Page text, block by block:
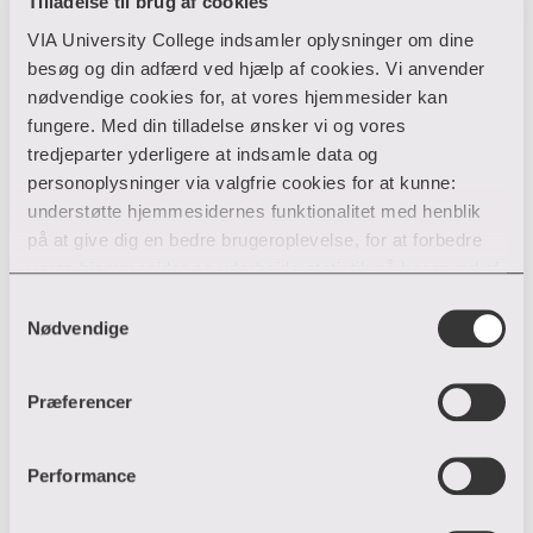
VIA University College indsamler oplysninger om dine
besøg og din adfærd ved hjælp af cookies. Vi anvender
nødvendige cookies for, at vores hjemmesider kan
fungere. Med din tilladelse ønsker vi og vores
tredjeparter yderligere at indsamle data og
personoplysninger via valgfrie cookies for at kunne:
understøtte hjemmesidernes funktionalitet med henblik
på at give dig en bedre brugeroplevelse, for at forbedre
vores hjemmesider og udarbejde statistik på baggrund af
hjemmesider og sociale netværk.
Du kan til enhver tid til- og fravælge cookies eller trække
din tilladelse tilbage ved trykke på ”Cookie banner”
tilladelse til indsamlingen af data og placering af valgfrie
Nødvendige
Præferencer
Performance